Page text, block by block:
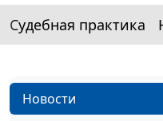
Судебная практика
Новости